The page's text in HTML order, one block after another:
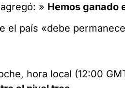
» Hemos ganado
el país «debe
hora local (12:00